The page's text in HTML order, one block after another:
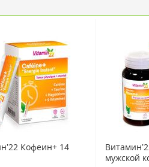
Кофеин+ 14
мужской